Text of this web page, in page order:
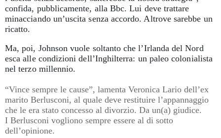
confida, pubblicamente, alla Bbc. Lui deve trattare
minacciando un’uscita senza accordo. Altrove sarebbe un
ricatto.
Ma, poi, Johnson vuole soltanto che l’Irlanda del Nord
esca alle condizioni dell’Inghilterra: un paleo colonialista
nel terzo millennio.
“Vince sempre le cause”, lamenta Veronica Lario dell’ex
marito Berlusconi, al quale deve restituire l’appannaggio
che le era stato concesso al divorzio. Da un(a) giudice.
I Berlusconi vogliono sempre essere al di sotto
dell’opinione.